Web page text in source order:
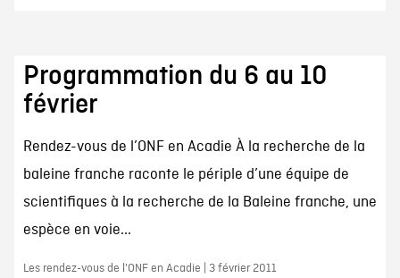
Programmation du 6 au 10
février
Rendez-vous de l’ONF en Acadie À la recherche de la
baleine franche raconte le périple d’une équipe de
scientifiques à la recherche de la Baleine franche, une
espèce en voie...
Les rendez-vous de l'ONF en Acadie | 3 février 2011